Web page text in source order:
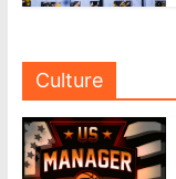
Culture